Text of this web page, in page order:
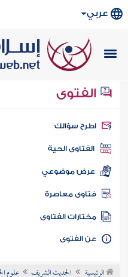
عربي
الفتوى
سؤالك
الفتاوى الحية
عرض موضوعي
فتاوى معاصرة
مختارات الفتاوى
الفتوى
الرئيسية الحديث الشريف علوم